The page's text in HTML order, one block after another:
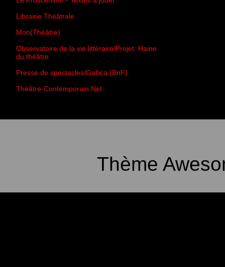
Librairie Théâtrale
Mon(Théâtre)
Observatoire de la vie littéraire/Projet: Haine
du théâtre
Presse de spectacles/Gallica (BnF)
Théâtre-Contemporain.Net
Thème